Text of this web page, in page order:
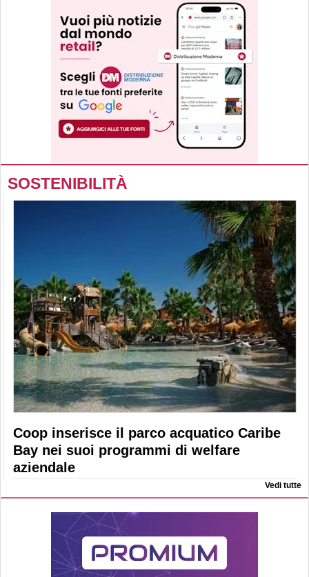
SOSTENIBILITÀ
Coop inserisce il parco acquatico Caribe
Bay nei suoi programmi di welfare
aziendale
Vedi tutte